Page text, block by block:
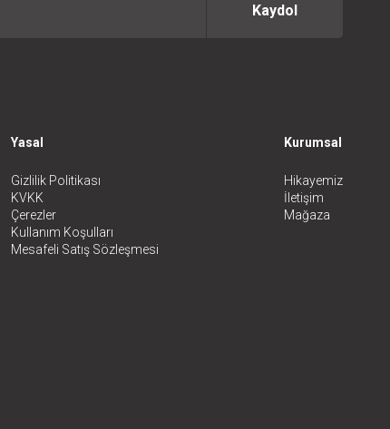
Kaydol
Yasal
Gizlilik Politikası
KVKK
Çerezler
Kullanım Koşulları
Mesafeli Satış Sözleşmesi
Kurumsal
Hikayemiz
İletişim
Mağaza